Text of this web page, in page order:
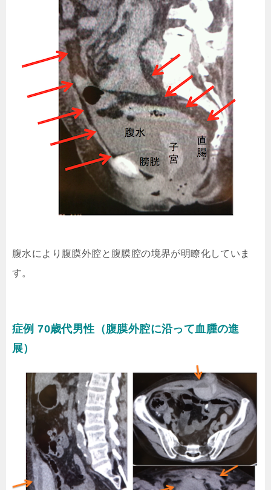
腹水により腹膜外腔と腹膜腔の境界が明瞭化していま
す。
症例 70歳代男性（腹膜外腔に沿って血腫の進
展）